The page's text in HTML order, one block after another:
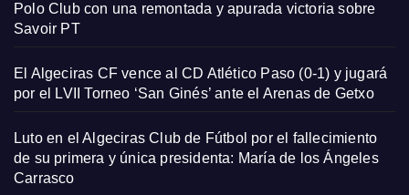
Polo Club con una remontada y apurada victoria sobre
Savoir PT
El Algeciras CF vence al CD Atlético Paso (0-1) y jugará
por el LVII Torneo ‘San Ginés’ ante el Arenas de Getxo
Luto en el Algeciras Club de Fútbol por el fallecimiento
de su primera y única presidenta: María de los Ángeles
Carrasco